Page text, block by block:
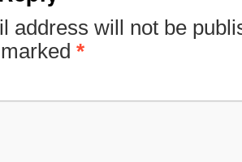
address will not be
*